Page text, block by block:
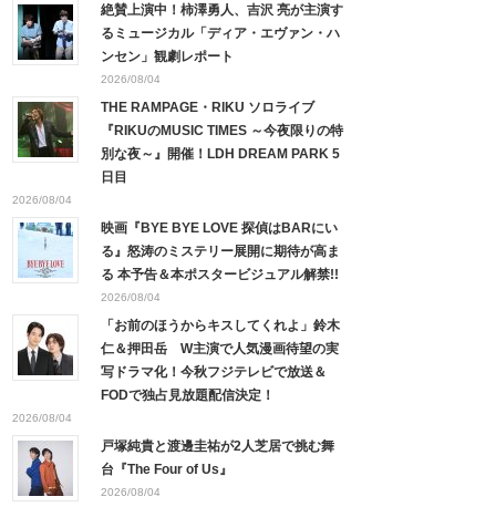
絶賛上演中！柿澤勇人、吉沢 亮が主演す
るミュージカル「ディア・エヴァン・ハ
ンセン」観劇レポート
2026/08/04
THE RAMPAGE・RIKU ソロライブ
『RIKUのMUSIC TIMES ～今夜限りの特
別な夜～』開催！LDH DREAM PARK 5
日目
2026/08/04
映画『BYE BYE LOVE 探偵はBARにい
る』怒涛のミステリー展開に期待が高ま
る 本予告＆本ポスタービジュアル解禁!!
2026/08/04
「お前のほうからキスしてくれよ」鈴木
仁＆押田岳 W主演で人気漫画待望の実
写ドラマ化！今秋フジテレビで放送＆
FODで独占見放題配信決定！
2026/08/04
戸塚純貴と渡邊圭祐が2人芝居で挑む舞
台『The Four of Us』
2026/08/04